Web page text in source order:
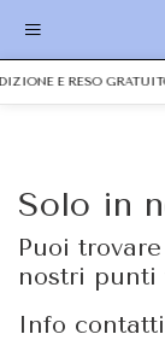
E RESO
Solo in
Puoi
nostri punti
Info contatti